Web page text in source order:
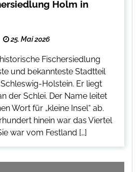
Holm in
25. Mai 2026
Fischersiedlung
und bekannteste Stadtteil
Holstein. Er liegt
der Schlei. Der Name leitet
Wort für „kleine Insel“ ab.
hinein war das Viertel
war vom Festland […]